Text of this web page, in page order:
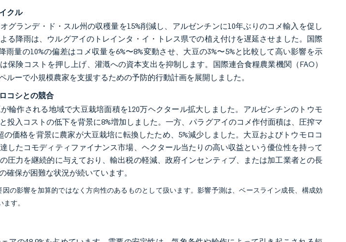
クル
グランデ・ド・スル州の収穫量を15%削減し、アルゼンチンに10年ぶりのコメ輸入を促し
る降雨は、ウルグアイのトレインタ・イ・トレス県での植え付けを遅延させました。国際
量の10%の偏差はコメ収量を6%〜8%変動させ、大豆の3%〜5%と比較して高い影響を示
保険コストを押し上げ、灌漑への資本支出を抑制します。国際連合食糧農業機関（FAO）
ルーで小規模農家を支援するための予防的行動計画を展開しました。
コシとの競合
輪作される地域で大豆栽培面積を120万ヘクタール拡大しました。アルゼンチンのトウモ
投入コストの低下を背景に8%増加しました。一方、パラグアイのコメ作付面積は、圧搾マ
の価格を背景に農家が大豆栽培に転換したため、5%減少しました。大豆およびトウモロコ
したコモディティファイナンス市場、ヘクタール当たりの高い収益という優位性を持って
圧力を継続的に与えており、輸出税の軽減、政府インセンティブ、または加工業者との長
確保が困難な状況が続いています。
の影響を加算的ではなく方向性のあるものとして扱います。影響予測は、ベースライン成長、構成効
す。